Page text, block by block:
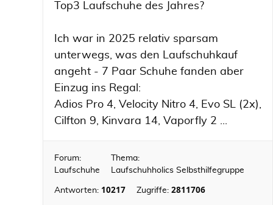
Top3 Laufschuhe des Jahres?
Ich war in 2025 relativ sparsam
unterwegs, was den Laufschuhkauf
angeht - 7 Paar Schuhe fanden aber
Einzug ins Regal:
Adios Pro 4, Velocity Nitro 4, Evo SL (2x),
Cilfton 9, Kinvara 14, Vaporfly 2 ...
Forum:
Laufschuhe
Thema:
Laufschuhholics Selbsthilfegruppe
Antworten: 10217 Zugriffe: 2811706